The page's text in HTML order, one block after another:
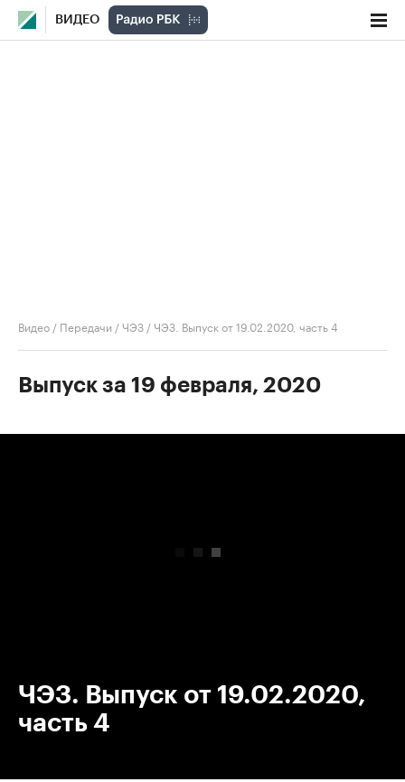
ВИДЕО
Видео / Передачи /ЧЭЗ /ЧЭЗ. Выпуск от 19.02.2020, часть 4
Выпуск за 19 февраля, 2020
ЧЭЗ. Выпуск от 19.02.2020,
часть 4